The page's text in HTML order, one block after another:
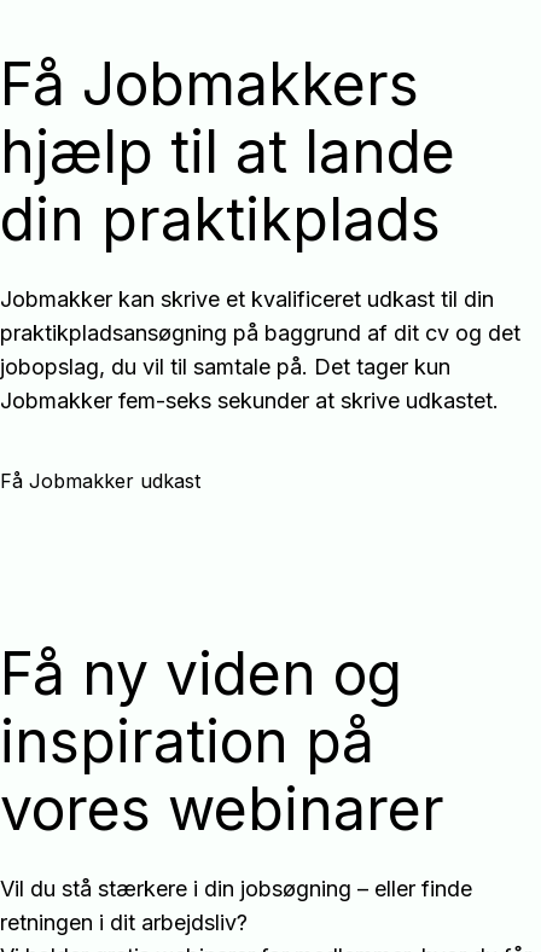
Få Jobmakkers
hjælp til at lande
din praktikplads
Jobmakker kan skrive et kvalificeret udkast til din
praktikpladsansøgning på baggrund af dit cv og det
jobopslag, du vil til samtale på. Det tager kun
Jobmakker fem-seks sekunder at skrive udkastet.
Få Jobmakker udkast
Få ny viden og
inspiration på
vores webinarer
Vil du stå stærkere i din jobsøgning – eller finde
retningen i dit arbejdsliv?